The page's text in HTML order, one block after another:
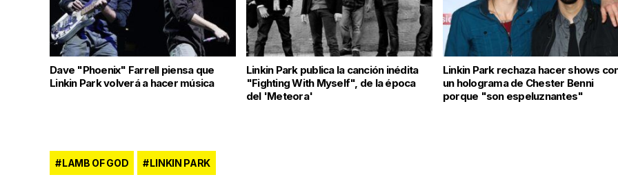
Dave "Phoenix" Farrell piensa que
Linkin Park volverá a hacer música
Linkin Park publica la canción inédita
"Fighting With Myself", de la época
del 'Meteora'
Linkin Park rechaza hacer shows
un holograma de Chester Benni
porque "son espeluznantes"
LAMB OF GOD LINKIN PARK